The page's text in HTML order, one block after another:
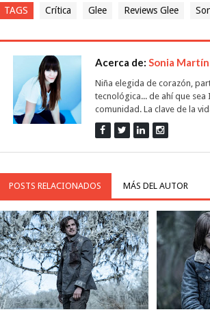
TAGS Crítica Glee Reviews Glee
Acerca de: Sonia
Niña elegida de corazón,
tecnológica... de ahí que
comunidad. La clave de la
POSTS RELACIONADOS MÁS DEL AUTOR